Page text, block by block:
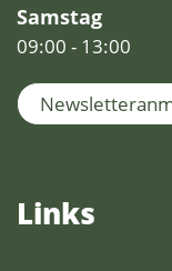
Samstag
09:00 - 13:00
Links